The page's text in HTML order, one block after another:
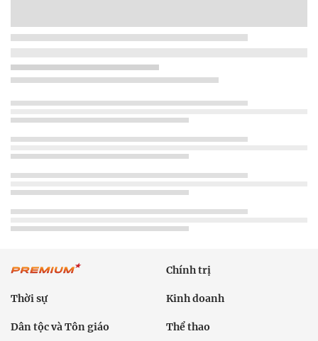
Chính trị
Thời sự Kinh doanh
Dân tộc và Tôn giáo Thể thao